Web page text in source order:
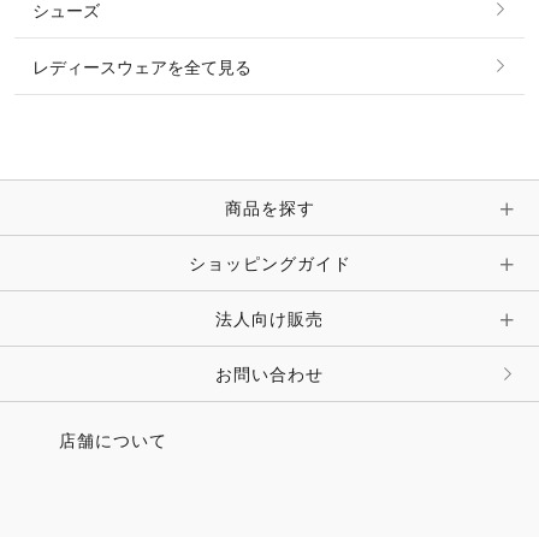
マフラー・スカーフ・ストール・スヌード
時計・財布・キーケース・革小物
キーホルダー・チャーム・ストラップ
ピアス・イヤリング
ピン・ブローチ・コサージュ
その他 アクセサリー
シューズ
レディースウェアを全て見る
商品を探す
ショッピングガイド
法人向け販売
お問い合わせ
店舗について